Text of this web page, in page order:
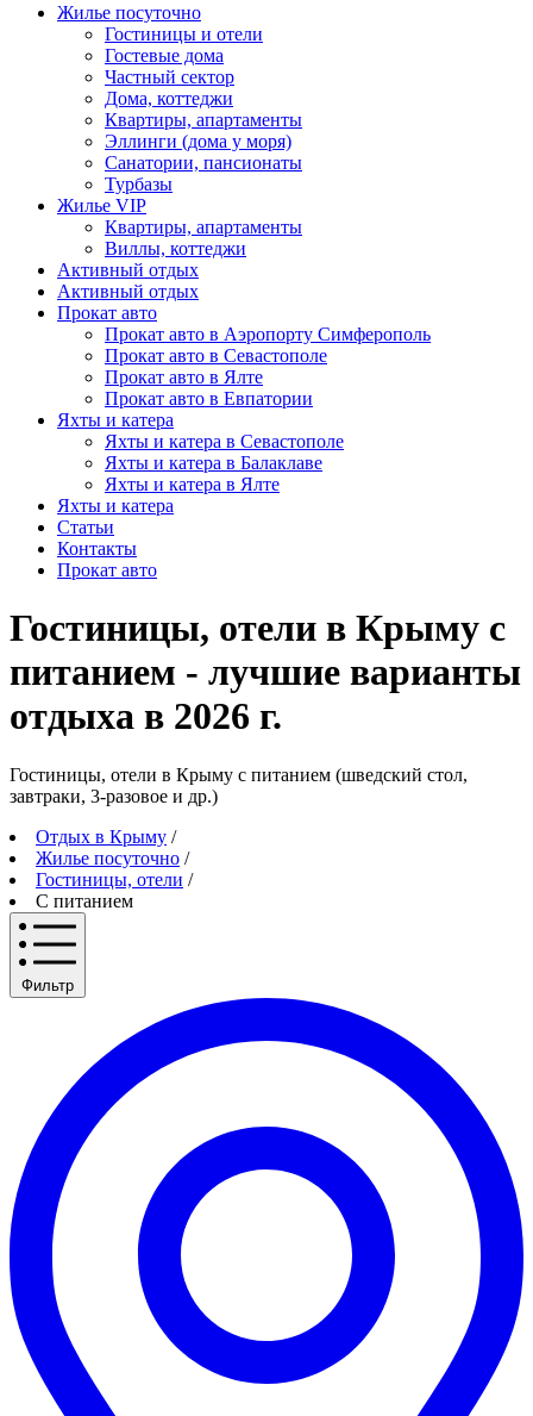
Жилье посуточно
Гостиницы и отели
Гостевые дома
Частный сектор
Дома, коттеджи
Квартиры, апартаменты
Эллинги (дома у моря)
Санатории, пансионаты
Турбазы
Жилье VIP
Квартиры, апартаменты
Виллы, коттеджи
Активный отдых
Активный отдых
Прокат авто
Прокат авто в Аэропорту Симферополь
Прокат авто в Севастополе
Прокат авто в Ялте
Прокат авто в Евпатории
Яхты и катера
Яхты и катера в Севастополе
Яхты и катера в Балаклаве
Яхты и катера в Ялте
Яхты и катера
Статьи
Контакты
Прокат авто
Гостиницы, отели в Крыму с
питанием - лучшие варианты
отдыха в 2026 г.
Гостиницы, отели в Крыму c питанием (шведский стол,
завтраки, 3-разовое и др.)
Отдых в Крыму /
Жилье посуточно /
Гостиницы, отели /
С питанием
Фильтр